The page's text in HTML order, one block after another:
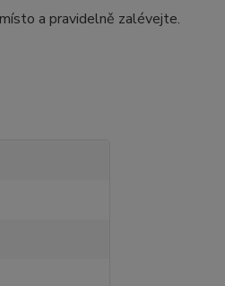
a pravidelně zalévejte.